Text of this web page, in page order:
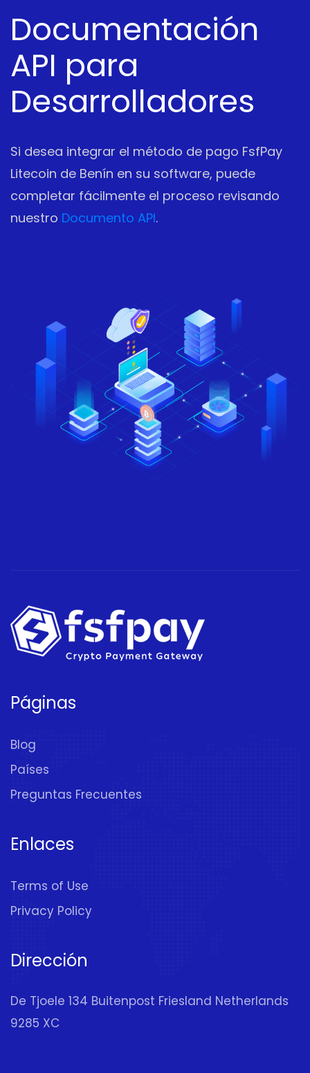
Documentación
API para
Desarrolladores
Si desea integrar el método de pago FsfPay
Litecoin de Benín en su software, puede
completar fácilmente el proceso revisando
nuestro Documento API.
Páginas
Blog
Países
Preguntas Frecuentes
Enlaces
Terms of Use
Privacy Policy
Dirección
De Tjoele 134 Buitenpost Friesland Netherlands
9285 XC